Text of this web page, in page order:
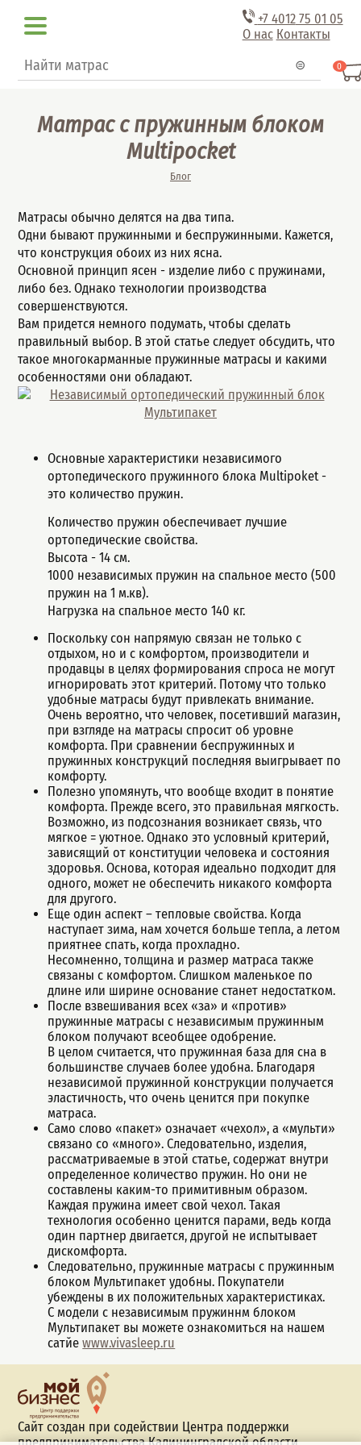
+7 401275 01 05
О нас Контакты
Форма поиска
Поиск 0
Матрас с пружинным блоком
Multipocket
Вы здесь
Блог
Матрасы обычно делятся на два типа.
Одни бывают пружинными и беспружинными. Кажется,
что конструкция обоих из них ясна.
Основной принцип ясен - изделие либо с пружинами,
либо без. Однако технологии производства
совершенствуются.
Вам придется немного подумать, чтобы сделать
правильный выбор. В этой статье следует обсудить, что
такое многокарманные пружинные матрасы и какими
особенностями они обладают.
Основные характеристики независимого
ортопедического пружинного блока Multipoket -
это количество пружин.
Количество пружин обеспечивает лучшие
ортопедические свойства.
Высота - 14 см.
1000 независимых пружин на спальное место (500
пружин на 1 м.кв).
Нагрузка на спальное место 140 кг.
Поскольку сон напрямую связан не только с
отдыхом, но и с комфортом, производители и
продавцы в целях формирования спроса не могут
игнорировать этот критерий. Потому что только
удобные матрасы будут привлекать внимание.
Очень вероятно, что человек, посетивший магазин,
при взгляде на матрасы спросит об уровне
комфорта. При сравнении беспружинных и
пружинных конструкций последняя выигрывает по
комфорту.
Полезно упомянуть, что вообще входит в понятие
комфорта. Прежде всего, это правильная мягкость.
Возможно, из подсознания возникает связь, что
мягкое = уютное. Однако это условный критерий,
зависящий от конституции человека и состояния
здоровья. Основа, которая идеально подходит для
одного, может не обеспечить никакого комфорта
для другого.
Еще один аспект – тепловые свойства. Когда
наступает зима, нам хочется больше тепла, а летом
приятнее спать, когда прохладно.
Несомненно, толщина и размер матраса также
связаны с комфортом. Слишком маленькое по
длине или ширине основание станет недостатком.
После взвешивания всех «за» и «против»
пружинные матрасы с независимым пружинным
блоком получают всеобщее одобрение.
В целом считается, что пружинная база для сна в
большинстве случаев более удобна. Благодаря
независимой пружинной конструкции получается
эластичность, что очень ценится при покупке
матраса.
Само слово «пакет» означает «чехол», а «мульти»
связано со «много». Следовательно, изделия,
рассматриваемые в этой статье, содержат внутри
определенное количество пружин. Но они не
составлены каким-то примитивным образом.
Каждая пружина имеет свой чехол. Такая
технология особенно ценится парами, ведь когда
один партнер двигается, другой не испытывает
дискомфорта.
Следовательно, пружинные матрасы с пружинным
блоком Мультипакет удобны. Покупатели
убеждены в их положительных характеристиках.
С модели с независимым пружиннм блоком
Мультипакет вы можете ознакомиться на нашем
сатйеwww.vivasleep.ru
Сайт создан при содействии Центра поддержки